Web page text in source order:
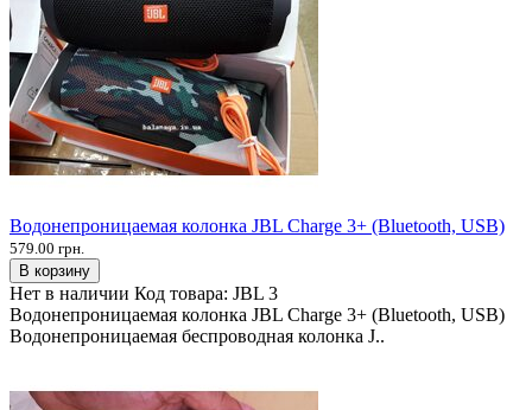
Водонепроницаемая колонка JBL Charge 3+ (Bluetooth, USB)
579.00 грн.
В корзину
Нет в наличии Код товара: JBL 3
Водонепроницаемая колонка JBL Charge 3+ (Bluetooth, USB)
Водонепроницаемая беспроводная колонка J..